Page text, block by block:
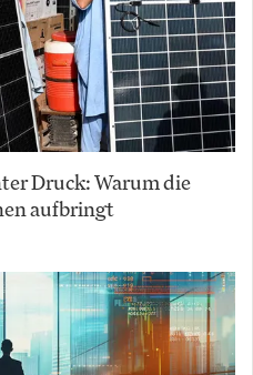
Druck: Warum die
aufbringt